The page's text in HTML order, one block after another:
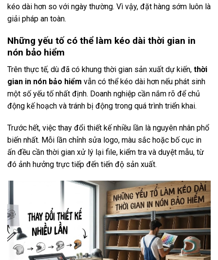
kéo dài hơn so với ngày thường. Vì vậy, đặt hàng sớm luôn là
giải pháp an toàn.
Những yếu tố có thể làm kéo dài thời gian in
nón bảo hiểm
Trên thực tế, dù đã có khung thời gian sản xuất dự kiến, thời
gian in nón bảo hiểm vẫn có thể kéo dài hơn nếu phát sinh
một số yếu tố nhất định. Doanh nghiệp cần nắm rõ để chủ
động kế hoạch và tránh bị động trong quá trình triển khai.
Trước hết, việc thay đổi thiết kế nhiều lần là nguyên nhân phổ
biến nhất. Mỗi lần chỉnh sửa logo, màu sắc hoặc bố cục in
ấn đều cần thời gian xử lý lại file, kiểm tra và duyệt mẫu, từ
đó ảnh hưởng trực tiếp đến tiến độ sản xuất.